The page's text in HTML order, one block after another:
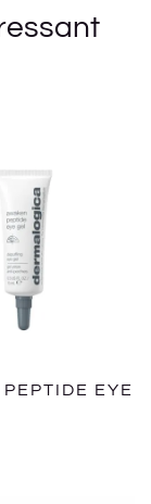
EYE